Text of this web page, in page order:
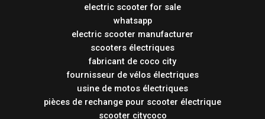
electric scooter for sale
whatsapp
electric scooter manufacturer
scooters électriques
fabricant de coco city
fournisseur de vélos électriques
usine de motos électriques
pièces de rechange pour scooter électrique
scooter citycoco